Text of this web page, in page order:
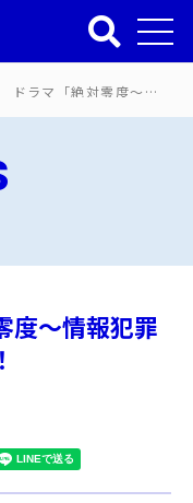
沢口靖子 ドラマ「絶対零度～情報犯罪緊急捜査～」主演に決定！
～情報犯罪